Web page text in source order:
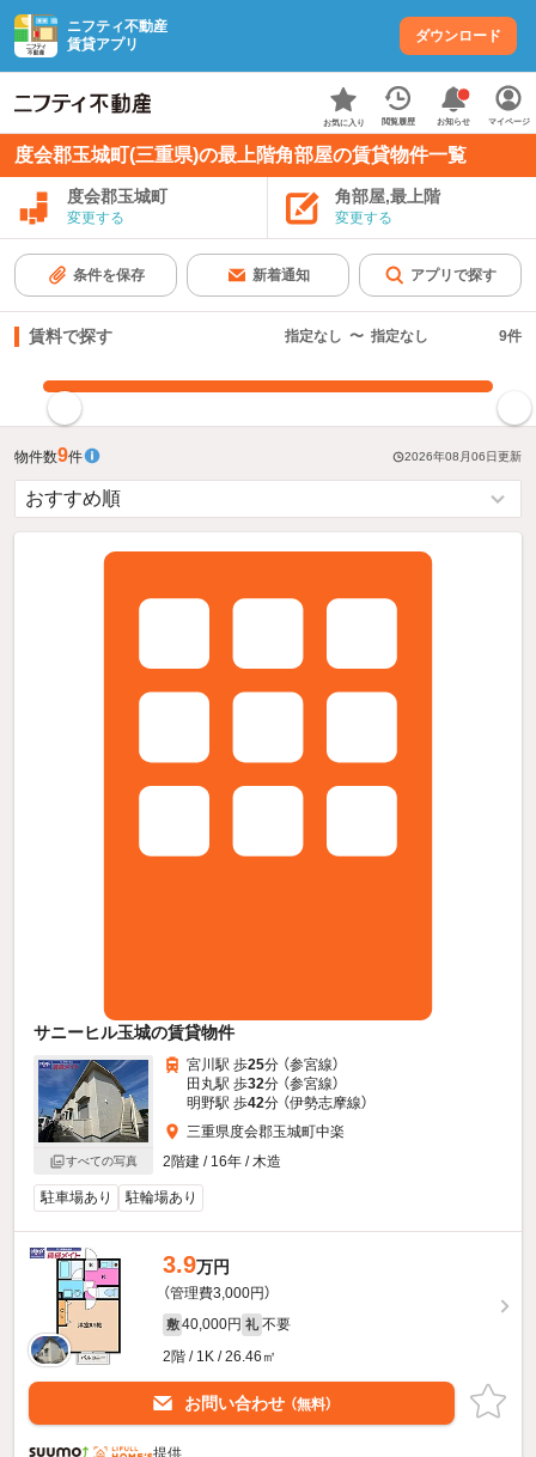
ニフティ不動産
賃貸アプリ
ダウンロード
お気に入り 閲覧履歴 お知らせ マイページ
度会郡玉城町(三重県)の最上階角部屋の賃貸物件一覧
度会郡玉城町
変更する
角部屋,最上階
変更する
条件を保存 新着通知 アプリで探す
賃料で探す 指定なし 〜 指定なし 9件
物件数9件 2026年08月06日更新
サニーヒル玉城の賃貸物件
すべての写真
宮川駅 歩25分 （参宮線）
田丸駅 歩32分 （参宮線）
明野駅 歩42分 （伊勢志摩線）
三重県度会郡玉城町中楽
2階建 / 16年 / 木造
駐車場あり 駐輪場あり
3.9万円
（管理費3,000円）
敷 40,000円 礼 不要
2階 / 1K / 26.46㎡
お問い合わせ （無料）
提供